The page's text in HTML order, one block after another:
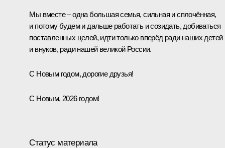
Мы вместе – одна большая семья, сильная и сплочённая,
и потому будем и дальше работать и созидать, добиваться
поставленных целей, идти только вперёд ради наших детей
и внуков, ради нашей великой России.
С Новым годом, дорогие друзья!
С Новым, 2026 годом!
Статус материала